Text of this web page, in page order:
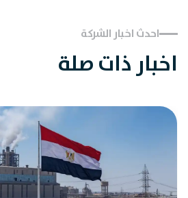
احدث اخبار الشركة
اخبار ذات صلة